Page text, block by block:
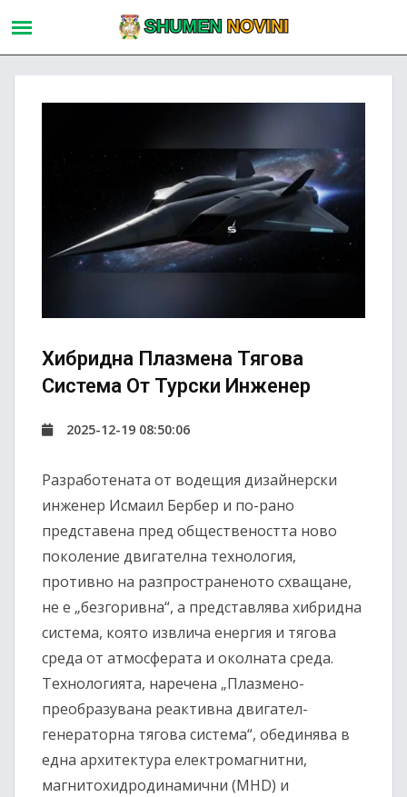
Хибридна Плазмена Тяговa
Система От Турски Инженер
2025-12-19 08:50:06
Разработената от водещия дизайнерски
инженер Исмаил Бербер и по-рано
представена пред обществеността ново
поколение двигателна технология,
противно на разпространеното схващане,
не е „безгоривна“, а представлява хибридна
система, която извлича енергия и тяговa
среда от атмосферата и околната среда.
Технологията, наречена „Плазмено-
преобразувана реактивна двигател-
генераторна тяговa система“, обединява в
една архитектура електромагнитни,
магнитохидродинамични (MHD) и